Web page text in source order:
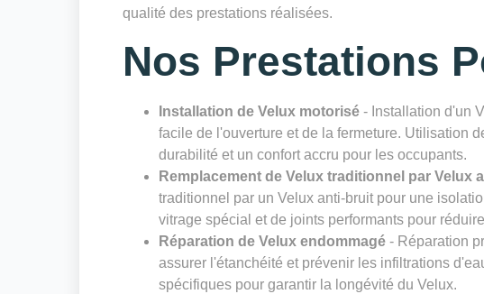
qualité des prestations réalisées.
Nos Prestations
Installation de Velux motorisé - Installation d'un
facile de l'ouverture et de la fermeture. Utilisation
durabilité et un confort accru pour les occupants.
Remplacement de Velux traditionnel par Velux
traditionnel par un Velux anti-bruit pour une
vitrage spécial et de joints performants pour
Réparation de Velux endommagé - Réparation
assurer l'étanchéité et prévenir les infiltrations
spécifiques pour garantir la longévité du Velux.